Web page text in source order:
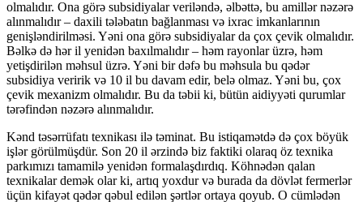
olmalıdır. Ona görə subsidiyalar veriləndə, əlbəttə, bu amillər nəzərə
alınmalıdır – daxili tələbatın bağlanması və ixrac imkanlarının
genişləndirilməsi. Yəni ona görə subsidiyalar da çox çevik olmalıdır.
Bəlkə də hər il yenidən baxılmalıdır – həm rayonlar üzrə, həm
yetişdirilən məhsul üzrə. Yəni bir dəfə bu məhsula bu qədər
subsidiya veririk və 10 il bu davam edir, belə olmaz. Yəni bu, çox
çevik mexanizm olmalıdır. Bu da təbii ki, bütün aidiyyəti qurumlar
tərəfindən nəzərə alınmalıdır.
Kənd təsərrüfatı texnikası ilə təminat. Bu istiqamətdə də çox böyük
işlər görülmüşdür. Son 20 il ərzində biz faktiki olaraq öz texnika
parkımızı tamamilə yenidən formalaşdırdıq. Köhnədən qalan
texnikalar demək olar ki, artıq yoxdur və burada da dövlət fermerlər
üçün kifayət qədər qəbul edilən şərtlər ortaya qoyub. O cümlədən